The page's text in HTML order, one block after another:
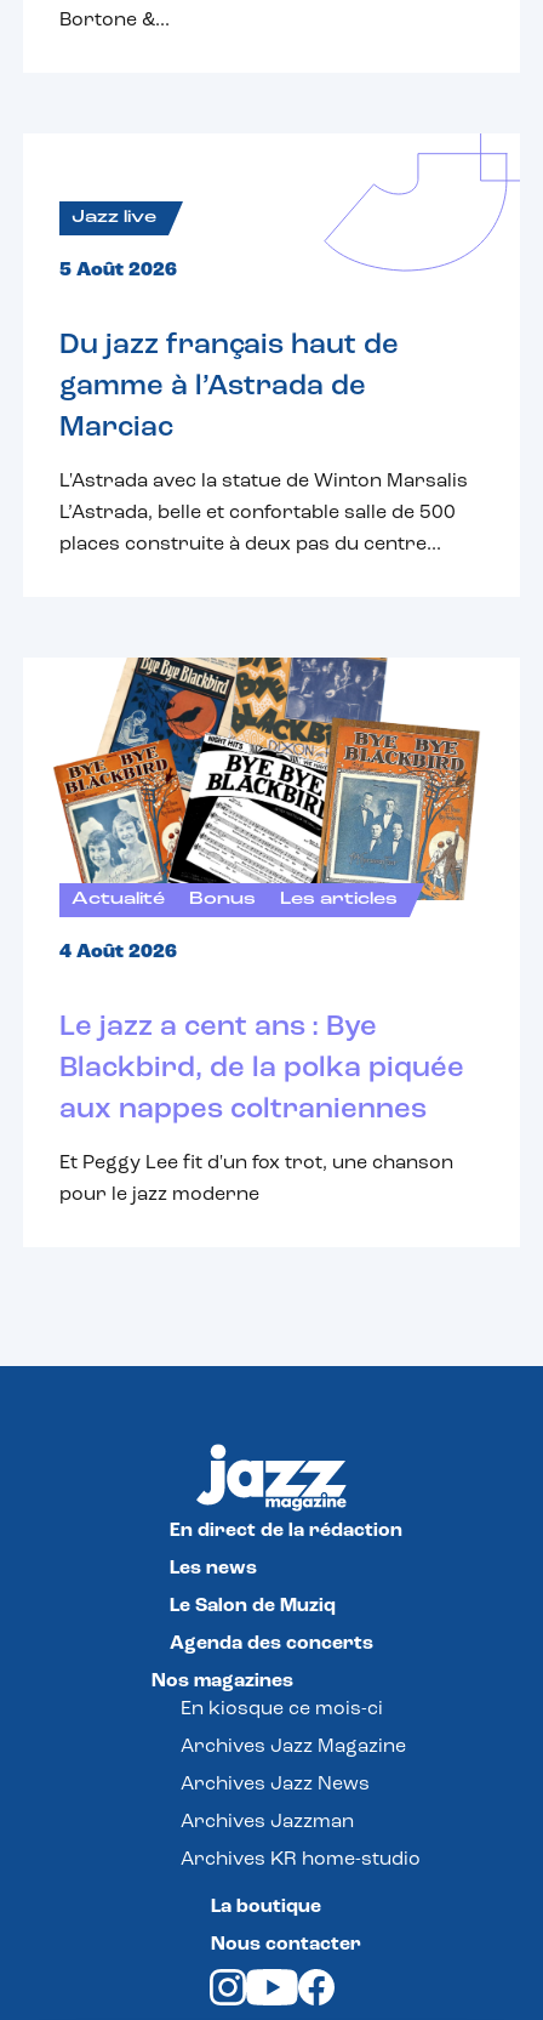
Bortone &...
Jazz live
5 Août 2026
Du jazz français haut de
gamme à l’Astrada de
Marciac
L'Astrada avec la statue de Winton Marsalis
L’Astrada, belle et confortable salle de 500
places construite à deux pas du centre...
Actualité Bonus Les articles
4 Août 2026
Le jazz a cent ans : Bye
Blackbird, de la polka piquée
aux nappes coltraniennes
Et Peggy Lee fit d'un fox trot, une chanson
pour le jazz moderne
En direct de la rédaction
Les news
Le Salon de Muziq
Agenda des concerts
Nos magazines
En kiosque ce mois-ci
Archives Jazz Magazine
Archives Jazz News
Archives Jazzman
Archives KR home-studio
La boutique
Nous contacter